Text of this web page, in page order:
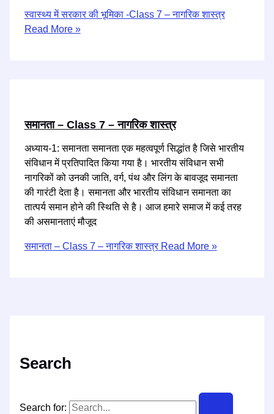
स्वास्थ्य में सरकार की भूमिका -Class 7 – नागरिक शास्त्र
Read More »
समानता – Class 7 – नागरिक शास्त्र
अध्याय-1: समानता समानता एक महत्वपूर्ण सिद्धांत है जिसे भारतीय
संविधान में प्रतिपादित किया गया है। भारतीय संविधान सभी
नागरिकों को उनकी जाति, वर्ग, पंथ और लिंग के बावजूद समानता
की गारंटी देता है। समानता और भारतीय संविधान समानता का
तात्पर्य समान होने की स्थिति से है। आज हमारे समाज में कई तरह
की असमानताएं मौजूद
समानता – Class 7 – नागरिक शास्त्रRead More »
Search
Search for: